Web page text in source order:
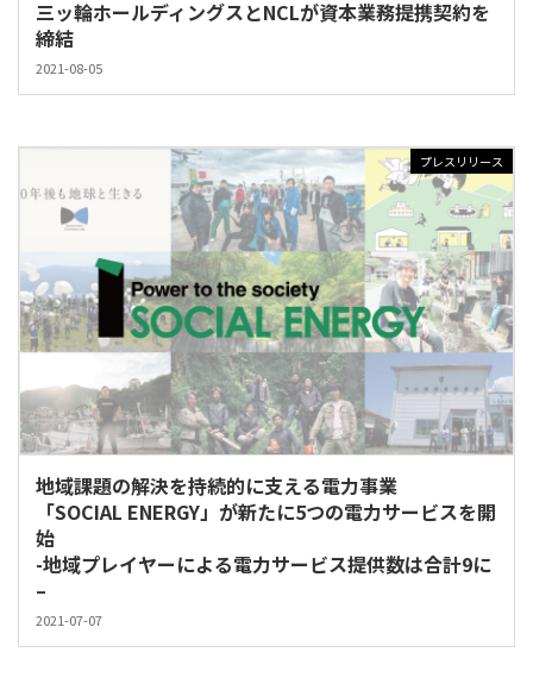
三ッ輪ホールディングスとNCLが資本業務提携契約を
締結
2021-08-05
プレスリリース
地域課題の解決を持続的に支える電力事業
「SOCIAL ENERGY」が新たに5つの電力サービスを開
始
-地域プレイヤーによる電力サービス提供数は合計9に
–
2021-07-07